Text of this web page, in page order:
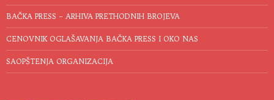
BAČKA PRESS – ARHIVA PRETHODNIH BROJEVA
CENOVNIK OGLAŠAVANJA BAČKA PRESS I OKO NAS
SAOPŠTENJA ORGANIZACIJA